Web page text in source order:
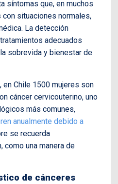
síntomas que, en muchos
situaciones normales,
La detección
adecuados
sobrevida y bienestar de
Chile 1500 mujeres son
cáncer cervicouterino, uno
más comunes,
anualmente debido a
se recuerda
como una manera de
de cánceres